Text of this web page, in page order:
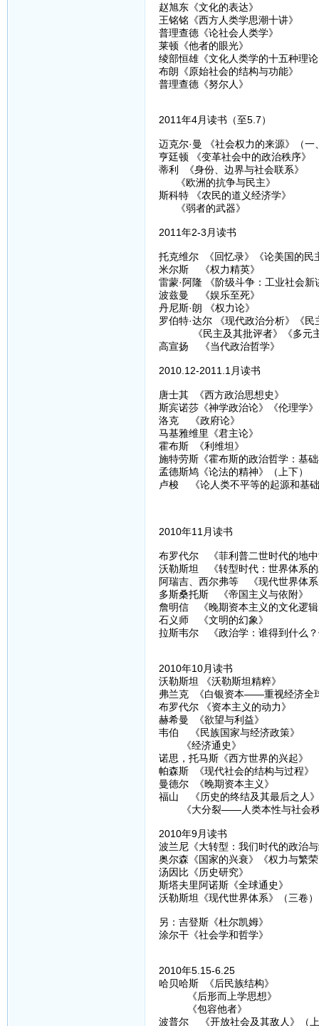
赵旭东《文化的表达》
王铭铭《西方人类学思潮十讲》
普理查德《论社会人类学》
莱顿《他者的眼光》
绫部恒雄《文化人类学的十五种理
布朗《原始社会的结构与功能》
普理查德《努尔人》
2011年4月读书（至5.7）
迈克尔·曼 《社会权力的来源》（一
亨廷顿 《变革社会中的政治秩序》
蒂利 《身份、边界与社会联系》
《欧洲的抗争与民主》
斯科特 《农民的道义经济学》
《弱者的武器》
2011年2-3月读书
托克维尔 《回忆录》《论美国的民
米尔斯 《权力精英》
雷蒙·阿隆 《阶级斗争：工业社会新
波兹曼 《娱乐至死》
丹尼斯·朗 《权力论》
罗伯特·达尔 《现代政治分析》《民
《民主及其批评者》《多元主
高宣扬 《当代政治哲学》
2010.12-2011.1月读书
唐士其 《西方政治思想史》
斯宾诺莎《神学政治论》《伦理学
洛克 《政府论》
马基雅维里《君主论》
霍布斯 《利维坦》
施特劳斯《霍布斯的政治哲学：基
孟德斯鸠《论法的精神》（上下）
卢梭 《论人类不平等的起源和基
2010年11月读书
布罗代尔 《菲利普二世时代的地
沃勒斯坦 《转型时代：世界体系
阿瑞吉、西尔弗等 《现代世界体
多斯桑托斯 《帝国主义与依附》
詹明信 《晚期资本主义的文化逻
石义师 《文明的幻象》
拉斯韦尔 《政治学：谁得到什么
2010年10月读书
沃勒斯坦 《沃勒斯坦精粹》
弗兰克 《白银资本——重视经济全
布罗代尔 《资本主义的动力》
赫希曼 《欲望与利益》
韦伯 《民族国家与经济政策》
《经济通史》
诺思，托马斯《西方世界的兴起》
帕森斯 《现代社会的结构与过程》
曼德尔 《晚期资本主义》
福山 《历史的终结及其最后之人》
《大分裂——人类本性与社会秩
2010年9月读书
波兰尼《大转型：我们时代的政治
奥尔森《国家的兴衰》《权力与繁
汤因比《历史研究》
斯塔夫里阿诺斯《全球通史》
沃勒斯坦《现代世界体系》（三卷
另：吉登斯《杜尔凯姆》
涂尔干《社会学和哲学》
2010年5.15-6.25
哈贝哈斯 《后民族结构》
《后形而上学思想》
《包容他者》
波普尔 《开放社会及其敌人》（